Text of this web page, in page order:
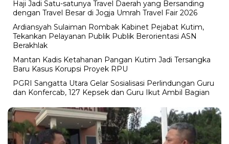
Haji Jadi Satu-satunya Travel Daerah yang Bersanding
dengan Travel Besar di Jogja Umrah Travel Fair 2026
Ardiansyah Sulaiman Rombak Kabinet Pejabat Kutim,
Tekankan Pelayanan Publik Publik Berorientasi ASN
Berakhlak
Mantan Kadis Ketahanan Pangan Kutim Jadi Tersangka
Baru Kasus Korupsi Proyek RPU
PGRI Sangatta Utara Gelar Sosialisasi Perlindungan Guru
dan Konfercab, 127 Kepsek dan Guru Ikut Ambil Bagian